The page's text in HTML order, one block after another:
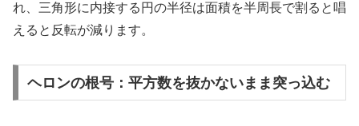
れ、三角形に内接する円の半径は面積を半周長で割ると唱
えると反転が減ります。
ヘロンの根号：平方数を抜かないまま突っ込む